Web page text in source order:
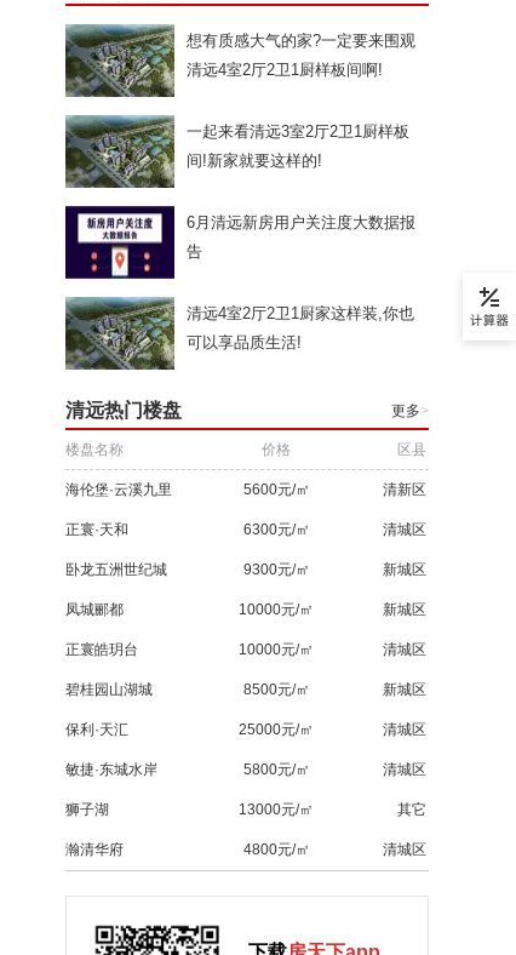
想有质感大气的家?一定要来围观
清远4室2厅2卫1厨样板间啊!
一起来看清远3室2厅2卫1厨样板
间!新家就要这样的!
6月清远新房用户关注度大数据报
告
清远4室2厅2卫1厨家这样装,你也
可以享品质生活!
清远热门楼盘 更多>
楼盘名称 价格 区县
海伦堡·云溪九里 5600元/㎡ 清新区
正寰·天和 6300元/㎡ 清城区
卧龙五洲世纪城 9300元/㎡ 新城区
凤城郦都 10000元/㎡ 新城区
正寰皓玥台 10000元/㎡ 清城区
碧桂园山湖城 8500元/㎡ 新城区
保利·天汇 25000元/㎡ 清城区
敏捷·东城水岸 5800元/㎡ 清城区
狮子湖 13000元/㎡ 其它
瀚清华府 4800元/㎡ 清城区